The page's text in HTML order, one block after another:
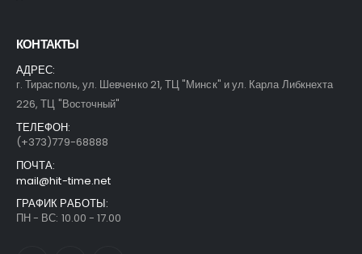
КОНТАКТЫ
АДРЕС:
г. Тирасполь, ул. Шевченко 21, ТЦ "Минск" и ул. Карла Либкнехта
226, ТЦ "Восточный"
ТЕЛЕФОН:
(+373)779-68888
ПОЧТА:
mail@hit-time.net
ГРАФИК РАБОТЫ:
ПН - ВС: 10.00 - 17.00